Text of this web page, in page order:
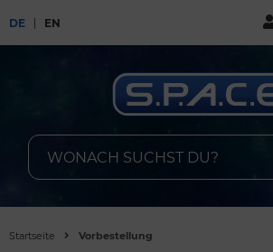
DE EN
Startseite Vorbestellung